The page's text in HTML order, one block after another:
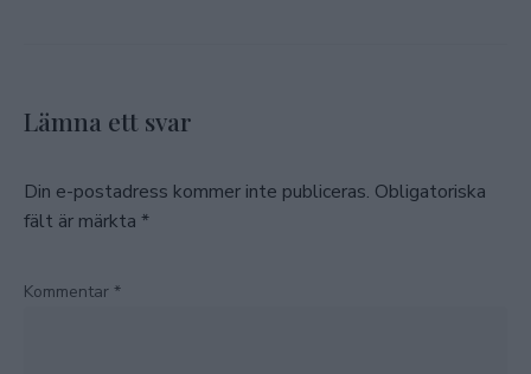
Lämna ett svar
Din e-postadress kommer inte publiceras. Obligatoriska
fält är märkta *
Kommentar *